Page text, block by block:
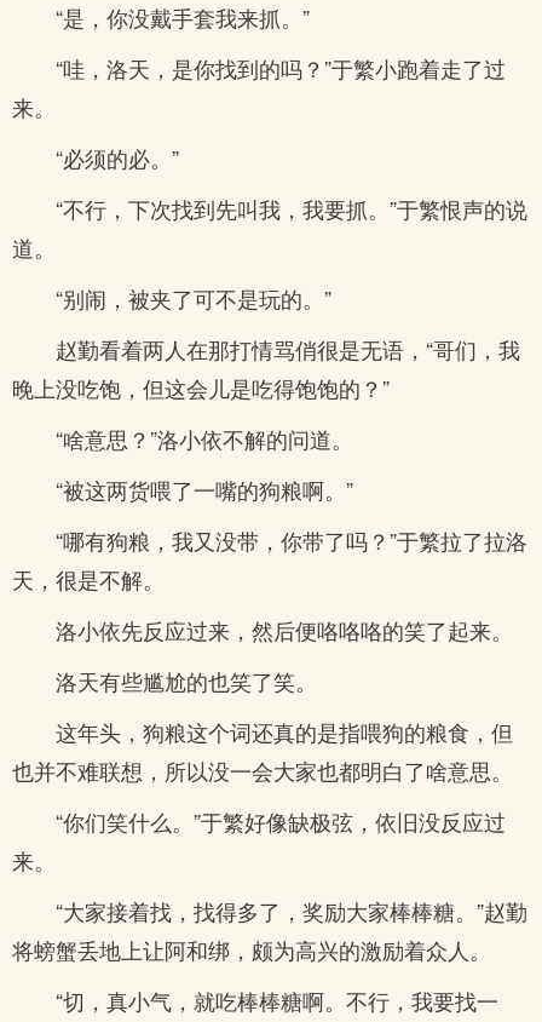
“是，你没戴手套我来抓。”
“哇，洛天，是你找到的吗？”于繁小跑着走了过
来。
“必须的必。”
“不行，下次找到先叫我，我要抓。”于繁恨声的说
道。
“别闹，被夹了可不是玩的。”
赵勤看着两人在那打情骂俏很是无语，“哥们，我
晚上没吃饱，但这会儿是吃得饱饱的？”
“啥意思？”洛小依不解的问道。
“被这两货喂了一嘴的狗粮啊。”
“哪有狗粮，我又没带，你带了吗？”于繁拉了拉洛
天，很是不解。
洛小依先反应过来，然后便咯咯咯的笑了起来。
洛天有些尴尬的也笑了笑。
这年头，狗粮这个词还真的是指喂狗的粮食，但
也并不难联想，所以没一会大家也都明白了啥意思。
“你们笑什么。”于繁好像缺极弦，依旧没反应过
来。
“大家接着找，找得多了，奖励大家棒棒糖。”赵勤
将螃蟹丢地上让阿和绑，颇为高兴的激励着众人。
“切，真小气，就吃棒棒糖啊。不行，我要找一